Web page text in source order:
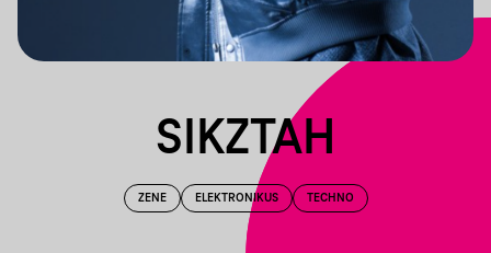
SIKZTAH
ZENE ELEKTRONIKUS TECHNO